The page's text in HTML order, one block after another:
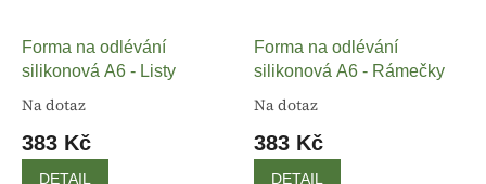
Forma na odlévání
silikonová A6 - Listy
Na dotaz
383 Kč
DETAIL
Forma na odlévání
silikonová A6 - Rámečky
Na dotaz
383 Kč
DETAIL